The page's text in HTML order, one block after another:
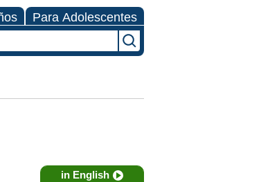
Para Adolescentes
in English